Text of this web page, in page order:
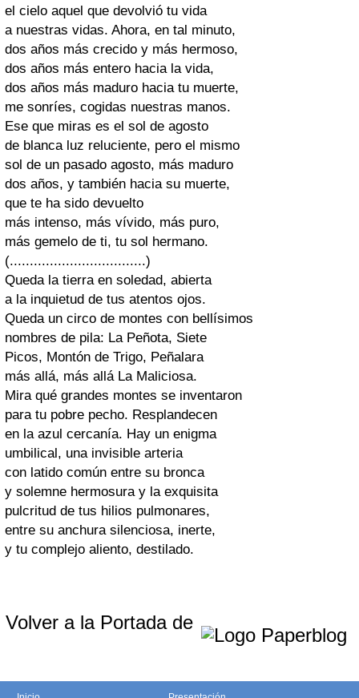
el cielo aquel que devolvió tu vida
a nuestras vidas. Ahora, en tal minuto,
dos años más crecido y más hermoso,
dos años más entero hacia la vida,
dos años más maduro hacia tu muerte,
me sonríes, cogidas nuestras manos.
Ese que miras es el sol de agosto
de blanca luz reluciente, pero el mismo
sol de un pasado agosto, más maduro
dos años, y también hacia su muerte,
que te ha sido devuelto
más intenso, más vívido, más puro,
más gemelo de ti, tu sol hermano.
(..................................)
Queda la tierra en soledad, abierta
a la inquietud de tus atentos ojos.
Queda un circo de montes con bellísimos
nombres de pila: La Peñota, Siete
Picos, Montón de Trigo, Peñalara
más allá, más allá La Maliciosa.
Mira qué grandes montes se inventaron
para tu pobre pecho. Resplandecen
en la azul cercanía. Hay un enigma
umbilical, una invisible arteria
con latido común entre su bronca
y solemne hermosura y la exquisita
pulcritud de tus hilios pulmonares,
entre su anchura silenciosa, inerte,
y tu complejo aliento, destilado.
Volver a la Portada de